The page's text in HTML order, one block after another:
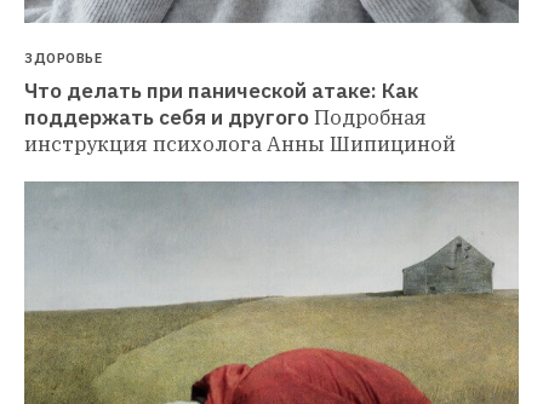
ЗДОРОВЬЕ
Что делать при панической атаке: Как
поддержать себя и другогоПодробная
инструкция психолога Анны Шипициной